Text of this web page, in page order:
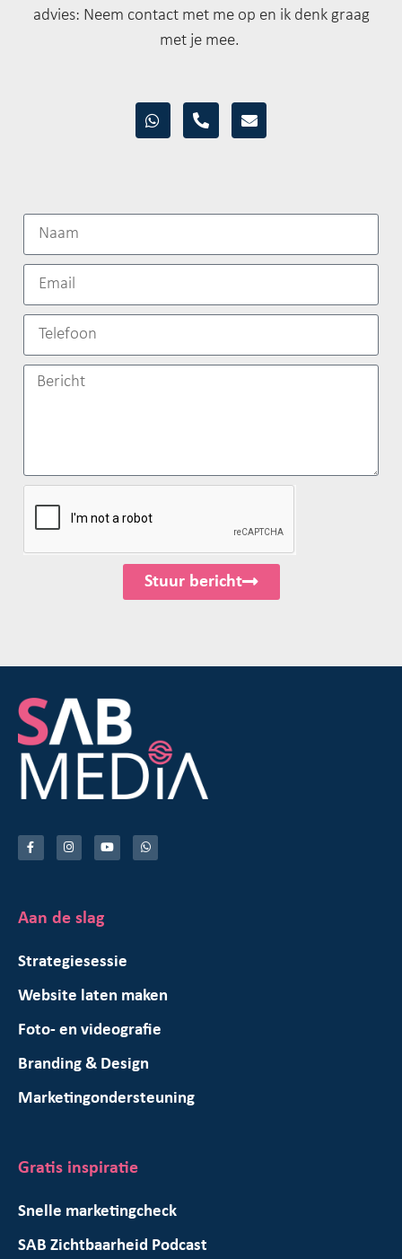
advies: Neem contact met me op en ik denk graag
met je mee.
Stuur bericht
Aan de slag
Strategiesessie
Website laten maken
Foto- en videografie
Branding & Design
Marketingondersteuning
Gratis inspiratie
Snelle marketingcheck
SAB Zichtbaarheid Podcast